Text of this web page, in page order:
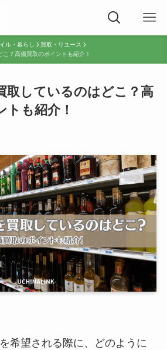
ル・暮らし
買取・リユース
？高価買取のポイントも紹介！
取しているのはどこ？高
トも紹介！
希望される際に、どのように